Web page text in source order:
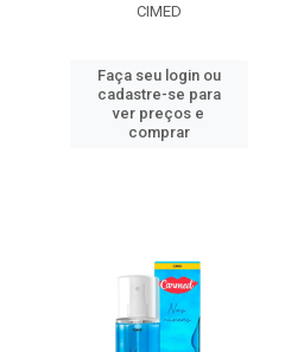
CIMED
Faça seu login ou
cadastre-se para
ver preços e
comprar